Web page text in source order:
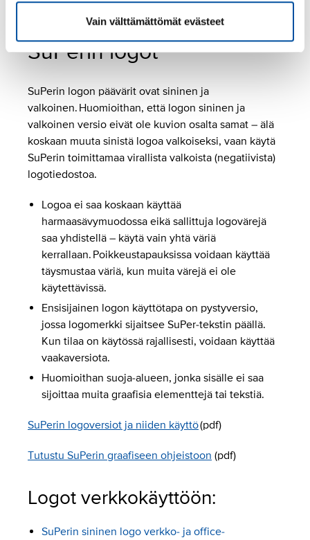
Vain välttämättömät evästeet
Sari Ojajärvi(Kuva: Marjo Koivumäki)
SuPerin logot
SuPerin logon päävärit ovat sininen ja
valkoinen. Huomioithan, että logon sininen ja
valkoinen versio eivät ole kuvion osalta samat – älä
koskaan muuta sinistä logoa valkoiseksi, vaan käytä
SuPerin toimittamaa virallista valkoista (negatiivista)
logotiedostoa.
Logoa ei saa koskaan käyttää
harmaasävymuodossa eikä sallittuja logovärejä
saa yhdistellä – käytä vain yhtä väriä
kerrallaan. Poikkeustapauksissa voidaan käyttää
täysmustaa väriä, kun muita värejä ei ole
käytettävissä.
Ensisijainen logon käyttötapa on pystyversio,
jossa logomerkki sijaitsee SuPer-tekstin päällä.
Kun tilaa on käytössä rajallisesti, voidaan käyttää
vaakaversiota.
Huomioithan suoja-alueen, jonka sisälle ei saa
sijoittaa muita graafisia elementtejä tai tekstiä.
SuPerin logoversiot ja niiden käyttö(pdf)
Tutustu SuPerin graafiseen ohjeistoon (pdf)
Logot verkkokäyttöön:
SuPerin sininen logo verkko- ja office-